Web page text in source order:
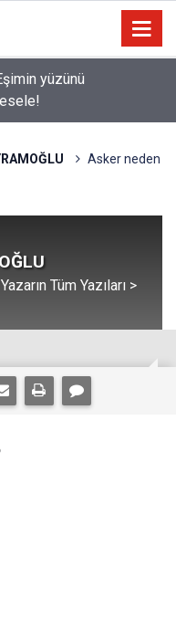
yüzünü
Asker neden
Yazarın Tüm Yazıları >